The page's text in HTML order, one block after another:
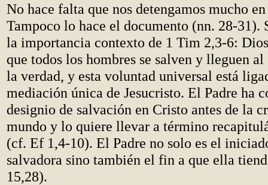
No hace falta que nos detengamos mucho
Tampoco lo hace el documento (nn. 28-31).
la importancia contexto de 1 Tim 2,3-6:
que todos los hombres se salven y lleguen
la verdad, y esta voluntad universal está
mediación única de Jesucristo. El Padre ha
designio de salvación en Cristo antes de la
mundo y lo quiere llevar a término
(cf. Ef 1,4-10). El Padre no solo es el
salvadora sino también el fin a que ella
15,28).